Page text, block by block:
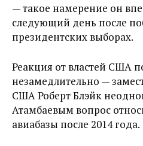
— такое намерение он
следующий день после
президентских выборах.
Реакция от властей США
незамедлительно —
США Роберт Блэйк
Атамбаевым вопрос
авиабазы после 2014 года.